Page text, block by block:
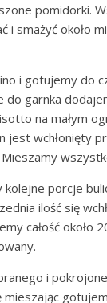
pomidorki.
i smażyć około
i gotujemy do
garnka
na małym
jest wchłonięty
kolejne porcje
ilość się
całość około
i
mieszając